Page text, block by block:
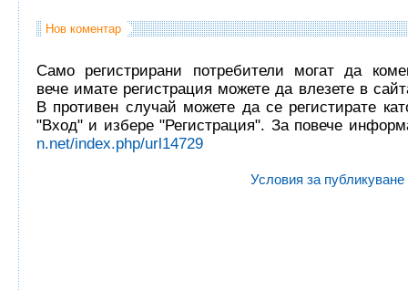
Нов коментар
Само регистрирани потребители могат да
вече имате регистрация можете да влезете в
В противен случай можете да се регистирате
"Вход" и избере "Регистрация". За повече
n.net/index.php/url14729
Условия за